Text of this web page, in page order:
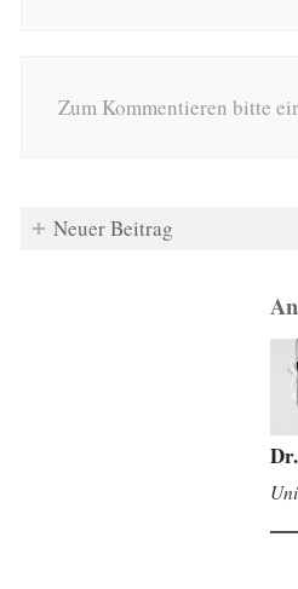
Zum Kommentieren bitte
Neuer Beitrag